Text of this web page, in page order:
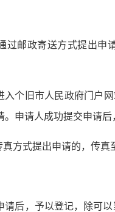
过邮政寄送方式提出申
入个旧市人民政府门户
申请人成功提交申请
方式提出申请的，传真
请后，予以登记，除可